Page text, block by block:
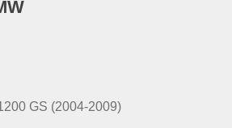
GS (2004-2009)